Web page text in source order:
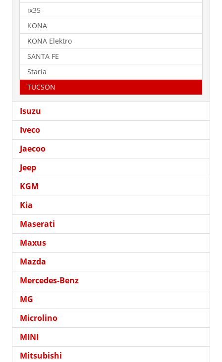
ix35
KONA
KONA Elektro
SANTA FE
Staria
TUCSON
Isuzu
Iveco
Jaecoo
Jeep
KGM
Kia
Maserati
Maxus
Mazda
Mercedes-Benz
MG
Microlino
MINI
Mitsubishi